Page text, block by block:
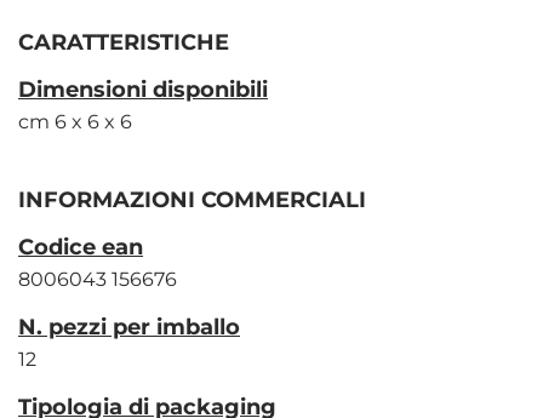
CARATTERISTICHE
Dimensioni disponibili
cm 6 x 6 x 6
INFORMAZIONI COMMERCIALI
Codice ean
8006043 156676
N. pezzi per imballo
12
Tipologia di packaging